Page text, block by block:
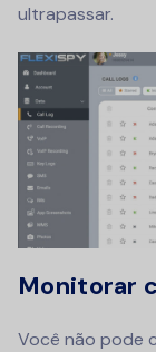
ultrapassar.
Monitorar
Você não pode